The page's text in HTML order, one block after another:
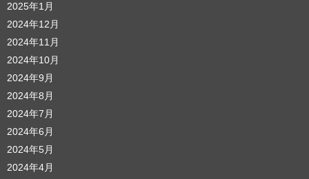
2025年1月
2024年12月
2024年11月
2024年10月
2024年9月
2024年8月
2024年7月
2024年6月
2024年5月
2024年4月